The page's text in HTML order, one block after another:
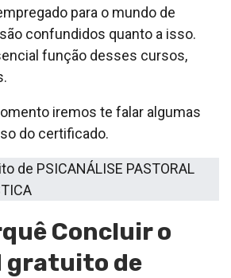
para o mundo de
confundidos quanto a isso.
função desses cursos,
iremos te falar algumas
do certificado.
Concluir o
gratuito de